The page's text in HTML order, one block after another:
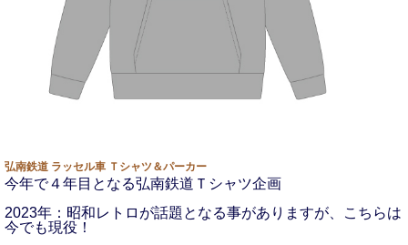
弘南鉄道 ラッセル車 Ｔシャツ＆パーカー
今年で４年目となる弘南鉄道Ｔシャツ企画
2023年：昭和レトロが話題となる事がありますが、こちらは
今でも現役！